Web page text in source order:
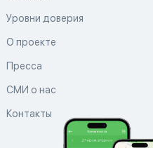
Уровни доверия
О проекте
Пресса
СМИ о нас
Контакты